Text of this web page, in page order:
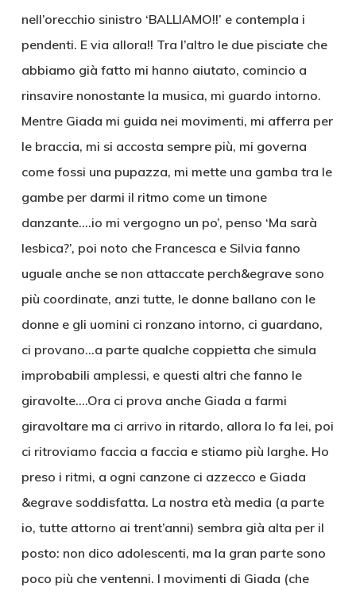
nell’orecchio sinistro ‘BALLIAMO!!’ e contempla i
pendenti. E via allora!! Tra l’altro le due pisciate che
abbiamo già fatto mi hanno aiutato, comincio a
rinsavire nonostante la musica, mi guardo intorno.
Mentre Giada mi guida nei movimenti, mi afferra per
le braccia, mi si accosta sempre più, mi governa
come fossi una pupazza, mi mette una gamba tra le
gambe per darmi il ritmo come un timone
danzante….io mi vergogno un po’, penso ‘Ma sarà
lesbica?’, poi noto che Francesca e Silvia fanno
uguale anche se non attaccate perch&egrave sono
più coordinate, anzi tutte, le donne ballano con le
donne e gli uomini ci ronzano intorno, ci guardano,
ci provano…a parte qualche coppietta che simula
improbabili amplessi, e questi altri che fanno le
giravolte….Ora ci prova anche Giada a farmi
giravoltare ma ci arrivo in ritardo, allora lo fa lei, poi
ci ritroviamo faccia a faccia e stiamo più larghe. Ho
preso i ritmi, a ogni canzone ci azzecco e Giada
&egrave soddisfatta. La nostra età media (a parte
io, tutte attorno ai trent’anni) sembra già alta per il
posto: non dico adolescenti, ma la gran parte sono
poco più che ventenni. I movimenti di Giada (che